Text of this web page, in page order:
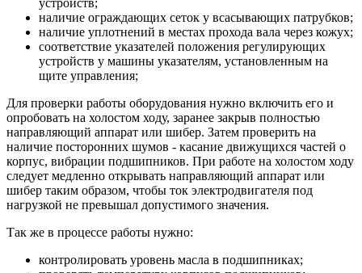
наличие ограждающих сеток у всасывающих патрубков;
наличие уплотнений в местах прохода вала через кожух;
соответствие указателей положения регулирующих
устройств у машины указателям, установленным на
щите управления;
Для проверки работы оборудования нужно включить его и
опробовать на холостом ходу, заранее закрыв полностью
направляющий аппарат или шибер. Затем проверить на
наличие посторонних шумов - касание движущихся частей о
корпус, вибрации подшипников. При работе на холостом ходу
следует медленно открывать направляющий аппарат или
шибер таким образом, чтобы ток электродвигателя под
нагрузкой не превышал допустимого значения.
Так же в процессе работы нужно:
контролировать уровень масла в подшипниках;